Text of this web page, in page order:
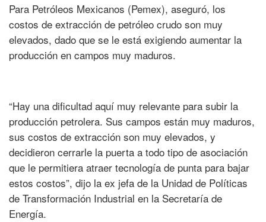
Para Petróleos Mexicanos (Pemex), aseguró, los
costos de extracción de petróleo crudo son muy
elevados, dado que se le está exigiendo aumentar la
producción en campos muy maduros.
“Hay una dificultad aquí muy relevante para subir la
producción petrolera. Sus campos están muy maduros,
sus costos de extracción son muy elevados, y
decidieron cerrarle la puerta a todo tipo de asociación
que le permitiera atraer tecnología de punta para bajar
estos costos”, dijo la ex jefa de la Unidad de Políticas
de Transformación Industrial en la Secretaría de
Energía.